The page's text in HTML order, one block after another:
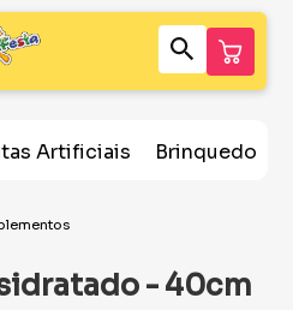
Artificiais Brinquedos
- 40cm